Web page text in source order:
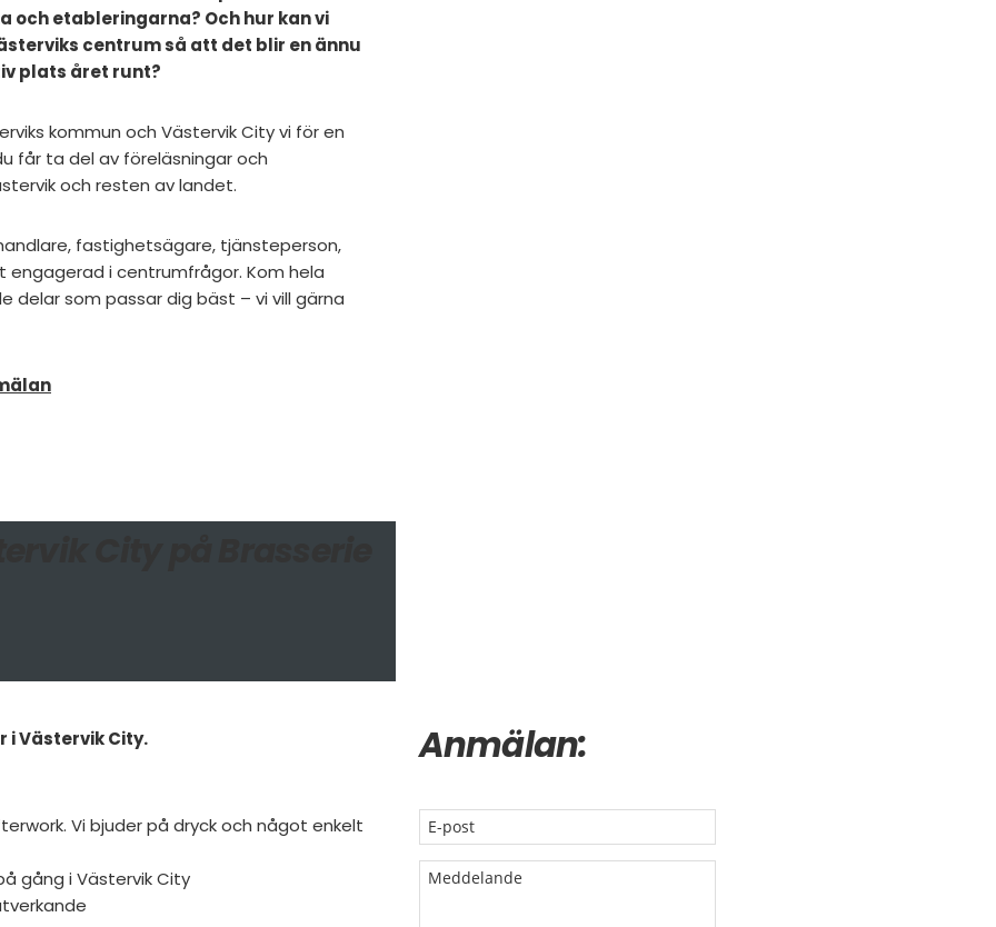
och etableringarna? Och hur kan vi
centrum så att det blir en ännu
plats året runt?
kommun och Västervik City vi för en
får ta del av föreläsningar och
och resten av landet.
fastighetsägare, tjänsteperson,
i centrumfrågor. Kom hela
delar som passar dig bäst – vi vill gärna
Västervik City.
Vi bjuder på dryck och något enkelt
gång i Västervik City
Anmälan: